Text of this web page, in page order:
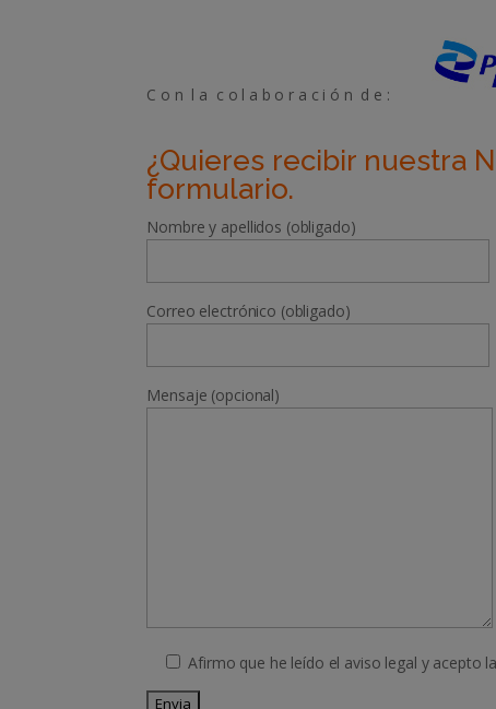
C o n l a c o l a b o r a c i ó n d e :
¿Quieres recibir nuestra
formulario.
Nombre y apellidos (obligado)
Correo electrónico (obligado)
Mensaje (opcional)
Afirmo que he leído el aviso legal y acepto